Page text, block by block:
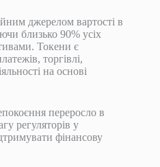
джерелом вартості в
близько 90% усіх
Токени є
торгівлі,
на основі
переросло в
регуляторів у
фінансову